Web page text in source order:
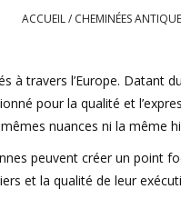
ACCUEIL/ CHEMINÉES
à travers l’Europe. Datant
pour la qualité et
nuances ni la même
peuvent créer un point
et la qualité de leur